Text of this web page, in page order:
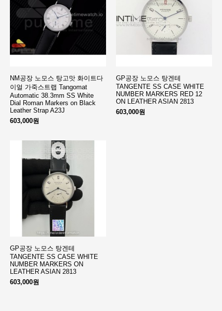
NM공장 노모스 탕고맛 화이트다
이얼 가죽스트랩 Tangomat
Automatic 38.3mm SS White
Dial Roman Markers on Black
Leather Strap A23J
603,000원
GP공장 노모스 탕겐테
TANGENTE SS CASE WHITE
NUMBER MARKERS RED 12
ON LEATHER ASIAN 2813
603,000원
GP공장 노모스 탕겐테
TANGENTE SS CASE WHITE
NUMBER MARKERS ON
LEATHER ASIAN 2813
603,000원